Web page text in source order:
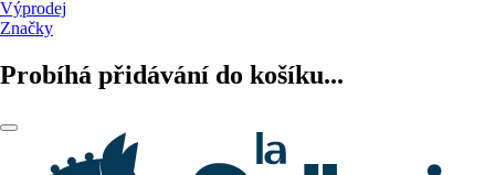
Výprodej
Značky
Probíhá přidávání do košíku...